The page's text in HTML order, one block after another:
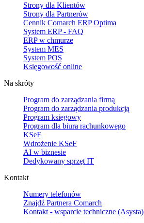
Strony dla Klientów
Strony dla Partnerów
Cennik Comarch ERP Optima
System ERP - FAQ
ERP w chmurze
System MES
System POS
Księgowość online
Na skróty
Program do zarządzania firmą
Program do zarządzania produkcją
Program księgowy
Program dla biura rachunkowego
KSeF
Wdrożenie KSeF
AI w biznesie
Dedykowany sprzęt IT
Kontakt
Numery telefonów
Znajdź Partnera Comarch
Kontakt - wsparcie techniczne (Asysta)